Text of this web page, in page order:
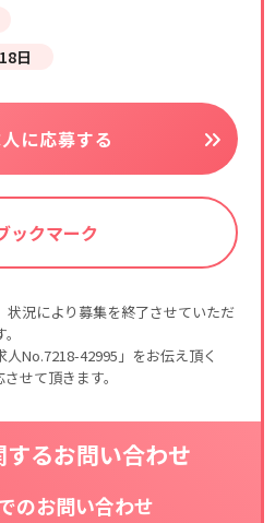
日
に応募する
ックマーク
況により募集を終了させていただ
No.7218-42995」をお伝え頂く
せて頂きます。
するお問い合わせ
のお問い合わせ